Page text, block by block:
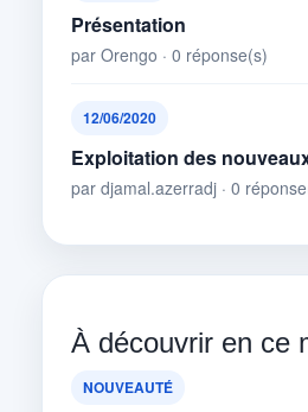
Présentation
par Orengo · 0 réponse(s)
12/06/2020
Exploitation des
par djamal.azerradj · 0
À découvrir en ce
NOUVEAUTÉ